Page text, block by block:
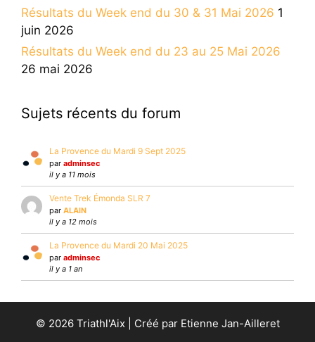
Résultats du Week end du 30 & 31 Mai 2026 1
juin 2026
Résultats du Week end du 23 au 25 Mai 2026
26 mai 2026
Sujets récents du forum
La Provence du Mardi 9 Sept 2025
par adminsec
il y a 11 mois
Vente Trek Émonda SLR 7
par ALAIN
il y a 12 mois
La Provence du Mardi 20 Mai 2025
par adminsec
il y a 1 an
© 2026 Triathl'Aix | Créé par Etienne Jan-Ailleret